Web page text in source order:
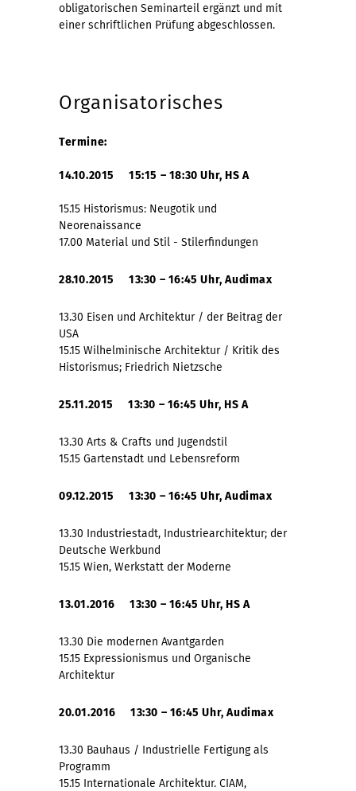
obligatorischen Seminarteil ergänzt und mit
einer schriftlichen Prüfung abgeschlossen.
Organisatorisches
Termine:
14.10.2015 15:15 – 18:30 Uhr, HS A
15.15 Historismus: Neugotik und
Neorenaissance
17.00 Material und Stil - Stilerfindungen
28.10.2015 13:30 – 16:45 Uhr, Audimax
13.30 Eisen und Architektur / der Beitrag der
USA
15.15 Wilhelminische Architektur / Kritik des
Historismus; Friedrich Nietzsche
25.11.2015 13:30 – 16:45 Uhr, HS A
13.30 Arts & Crafts und Jugendstil
15.15 Gartenstadt und Lebensreform
09.12.2015 13:30 – 16:45 Uhr, Audimax
13.30 Industriestadt, Industriearchitektur; der
Deutsche Werkbund
15.15 Wien, Werkstatt der Moderne
13.01.2016 13:30 – 16:45 Uhr, HS A
13.30 Die modernen Avantgarden
15.15 Expressionismus und Organische
Architektur
20.01.2016 13:30 – 16:45 Uhr, Audimax
13.30 Bauhaus / Industrielle Fertigung als
Programm
15.15 Internationale Architektur. CIAM,